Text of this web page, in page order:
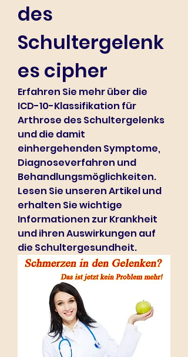
des
Schultergelenk
es cipher
Erfahren Sie mehr über die
ICD-10-Klassifikation für
Arthrose des Schultergelenks
und die damit
einhergehenden Symptome,
Diagnoseverfahren und
Behandlungsmöglichkeiten.
Lesen Sie unseren Artikel und
erhalten Sie wichtige
Informationen zur Krankheit
und ihren Auswirkungen auf
die Schultergesundheit.